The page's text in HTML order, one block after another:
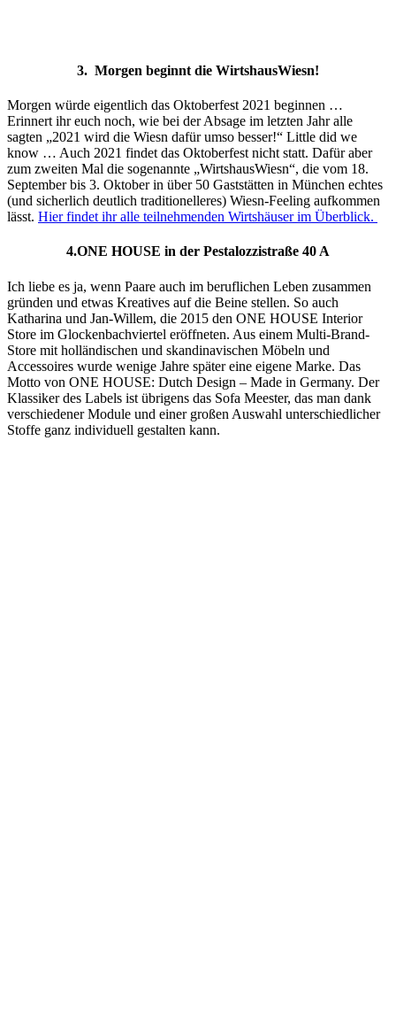
3. Morgen beginnt die WirtshausWiesn!
Morgen würde eigentlich das Oktoberfest 2021 beginnen …
Erinnert ihr euch noch, wie bei der Absage im letzten Jahr alle
sagten „2021 wird die Wiesn dafür umso besser!“ Little did we
know … Auch 2021 findet das Oktoberfest nicht statt. Dafür aber
zum zweiten Mal die sogenannte „WirtshausWiesn“, die vom 18.
September bis 3. Oktober in über 50 Gaststätten in München echtes
(und sicherlich deutlich traditionelleres) Wiesn-Feeling aufkommen
lässt. Hier findet ihr alle teilnehmenden Wirtshäuser im Überblick.
4.ONE HOUSE in der Pestalozzistraße 40 A
Ich liebe es ja, wenn Paare auch im beruflichen Leben zusammen
gründen und etwas Kreatives auf die Beine stellen. So auch
Katharina und Jan-Willem, die 2015 den ONE HOUSE Interior
Store im Glockenbachviertel eröffneten. Aus einem Multi-Brand-
Store mit holländischen und skandinavischen Möbeln und
Accessoires wurde wenige Jahre später eine eigene Marke. Das
Motto von ONE HOUSE: Dutch Design – Made in Germany. Der
Klassiker des Labels ist übrigens das Sofa Meester, das man dank
verschiedener Module und einer großen Auswahl unterschiedlicher
Stoffe ganz individuell gestalten kann.